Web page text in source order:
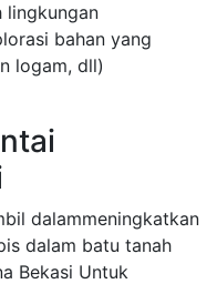
lingkungan
bahan yang
logam, dll)
dalammeningkatkan
dalam batu tanah
Bekasi Untuk